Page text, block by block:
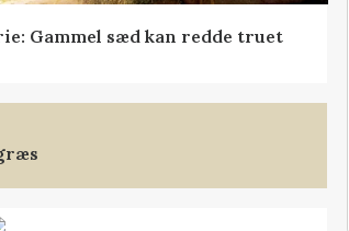
Gammel sæd kan redde truet